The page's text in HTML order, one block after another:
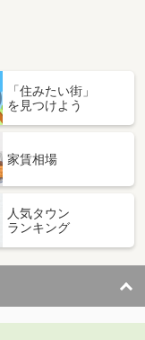
「住みたい街」
を見つけよう
家賃相場
人気タウン
ランキング